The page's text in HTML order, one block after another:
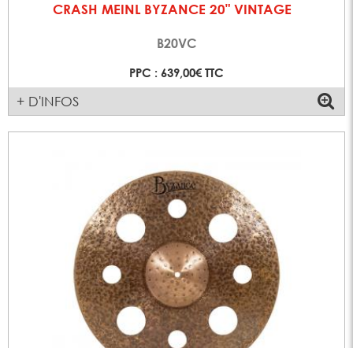
CRASH MEINL BYZANCE 20" VINTAGE
B20VC
PPC : 639,00€ TTC
+ D'INFOS